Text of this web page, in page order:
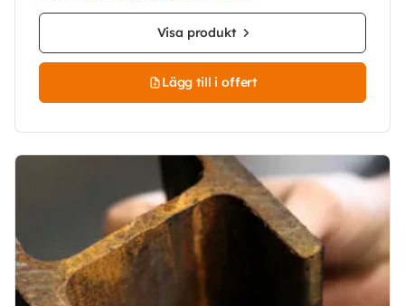
Visa produkt
Lägg till i offert